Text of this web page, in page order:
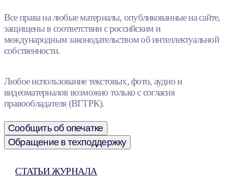
Все права на любые материалы, опубликованные на сайте,
защищены в соответствии с российским и
международным законодательством об интеллектуальной
собственности.
Любое использование текстовых, фото, аудио и
видеоматериалов возможно только с согласия
правообладателя (ВГТРК).
Сообщить об опечатке
Обращение в техподдержку
СТАТЬИ ЖУРНАЛА